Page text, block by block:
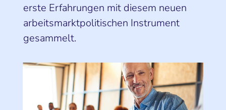
erste Erfahrungen mit diesem neuen
arbeitsmarktpolitischen Instrument
gesammelt.